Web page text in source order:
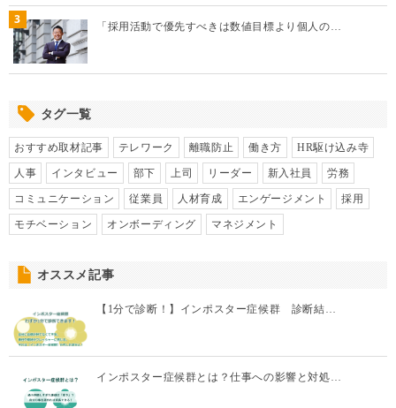
3 「採用活動で優先すべきは数値目標より個人の…
タグ一覧
おすすめ取材記事 テレワーク 離職防止 働き方 HR駆け込み寺
人事 インタビュー 部下 上司 リーダー 新入社員 労務
コミュニケーション 従業員 人材育成 エンゲージメント 採用
モチベーション オンボーディング マネジメント
オススメ記事
【1分で診断！】インポスター症候群 診断結…
インポスター症候群とは？仕事への影響と対処…